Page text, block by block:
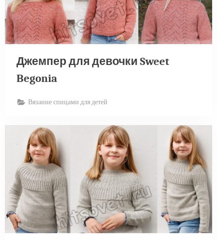
Джемпер для девочки Sweet
Begonia
Вязание спицами для детей